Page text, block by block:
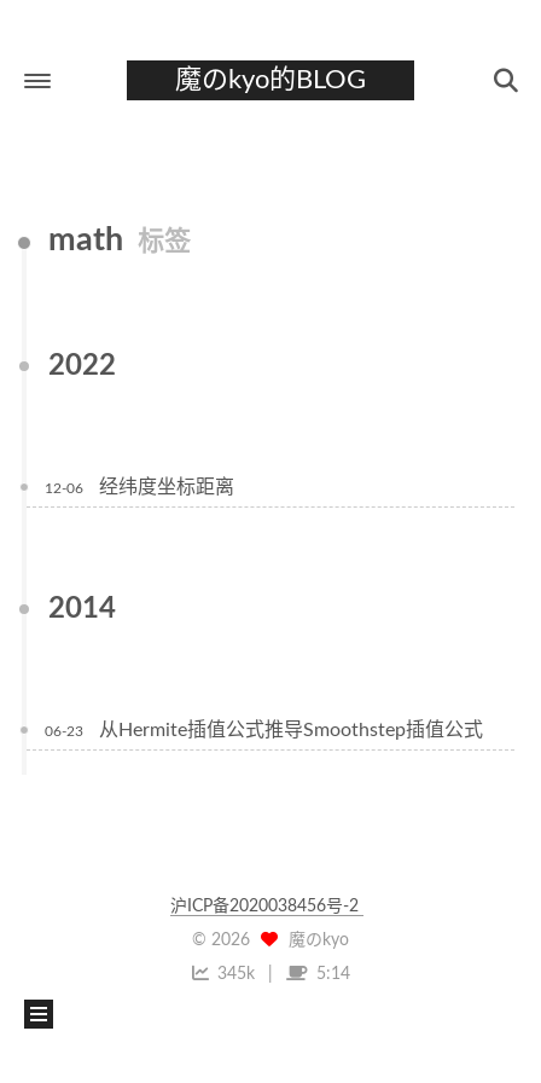
魔のkyo的BLOG
归档
math 标签
2022
12-06 经纬度坐标距离
2014
06-23 从Hermite插值公式推导Smoothstep插值公式
沪ICP备2020038456号-2
© 2026
魔のkyo
345k
5:14